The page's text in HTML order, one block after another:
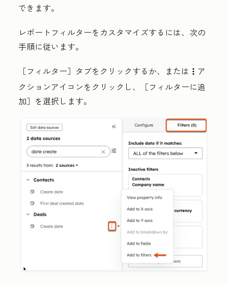
できます。
レポートフィルターをカスタマイズするには、次の
手順に従います。
［フィルター］ タブをクリックするか、または verticalMenu ア
クションアイコンをクリックし、［フィルターに追
加］ を選択します。